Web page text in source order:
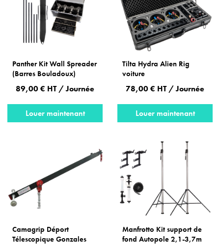
Panther Kit Wall Spreader
(Barres Bouladoux)
89,00 € HT / Journée
Louer maintenant
Tilta Hydra Alien Rig
voiture
78,00 € HT / Journée
Louer maintenant
Camagrip Déport
Télescopique Gonzales
Manfrotto Kit support de
fond Autopole 2,1-3,7m